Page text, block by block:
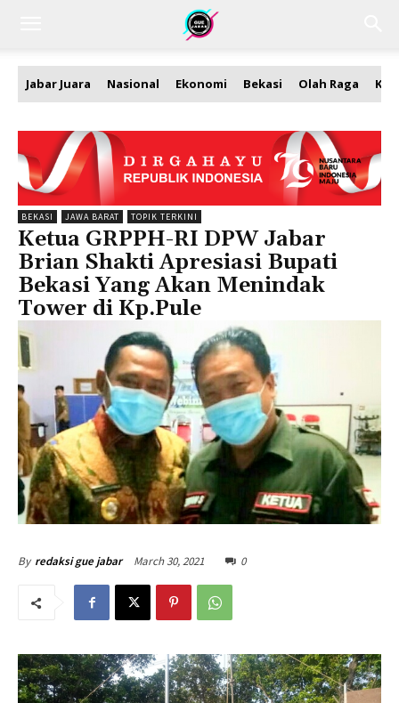
Jabar Juara Nasional Ekonomi Bekasi Olah Raga
BEKASI JAWA BARAT TOPIK TERKINI
Ketua GRPPH-RI DPW Jabar
Brian Shakti Apresiasi Bupati
Bekasi Yang Akan Menindak
Tower di Kp.Pule
By redaksi gue jabar March 30, 2021 0